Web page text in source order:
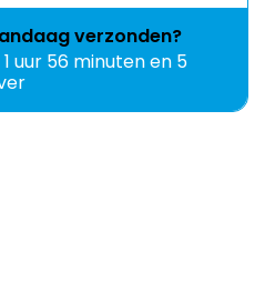
verzonden?
1 uur 56 minuten en 5